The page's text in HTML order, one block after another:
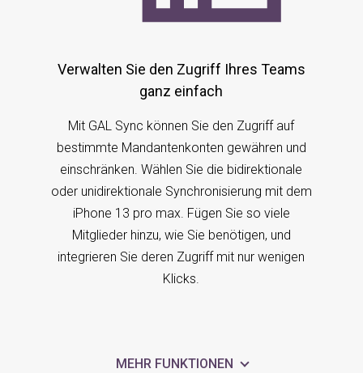
Verwalten Sie den Zugriff Ihres Teams
ganz einfach
Mit GAL Sync können Sie den Zugriff auf
bestimmte Mandantenkonten gewähren und
einschränken. Wählen Sie die bidirektionale
oder unidirektionale Synchronisierung mit dem
iPhone 13 pro max. Fügen Sie so viele
Mitglieder hinzu, wie Sie benötigen, und
integrieren Sie deren Zugriff mit nur wenigen
Klicks.
MEHR FUNKTIONEN